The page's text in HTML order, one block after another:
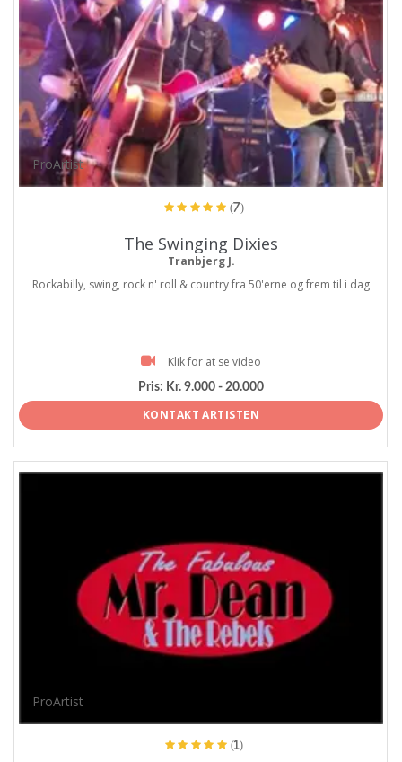
ProArtist
(7)
The Swinging Dixies
Tranbjerg J.
Rockabilly, swing, rock n' roll & country fra 50'erne og frem til i dag
Klik for at se video
Pris: Kr. 9.000 - 20.000
KONTAKT ARTISTEN
ProArtist
(1)